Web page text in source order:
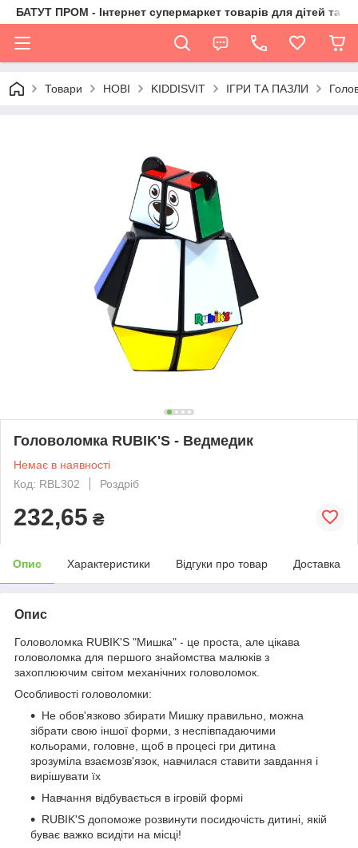
БАТУТ ПРОМ - Інтернет супермаркет товарів для дітей та їх
Товари НОВІ KIDDISVIT ІГРИ ТА ПАЗЛИ
Головоломка RUBIK'S - Ведмедик
Немає в наявності
Код: RBL302
Роздріб
232,65 ₴
Опис Характеристики Відгуки про товар Доставка
Опис
Головоломка RUBIK'S "Мишка" - це проста, але цікава
головоломка для першого знайомства малюків з
захоплюючим світом механічних головоломок.
Особливості головоломки:
Не обов'язково збирати Мишку правильно, можна
зібрати свою іншої форми, з неспівпадаючими
кольорами, головне, щоб в процесі гри дитина
зрозуміла взаємозв'язок, навчилася ставити завдання і
вирішувати їх
Навчання відбувається в ігровій формі
RUBIK'S допоможе розвинути посидючість дитині, якій
буває важко всидіти на місці!